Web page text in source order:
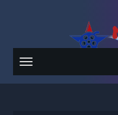
Menu